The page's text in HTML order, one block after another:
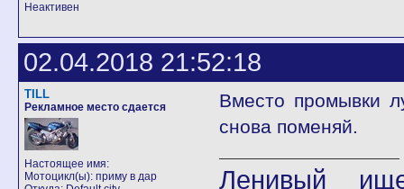
Неактивен
02.04.2018 21:52:18
TILL
Рекламное место сдается
Настоящее имя:
Мотоцикл(ы): приму в дар
Вместо промывки
снова поменяй.
Ленивый